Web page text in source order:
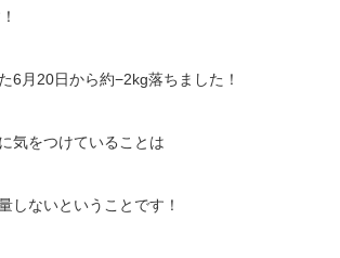
6月20日から約−2kg落ちました！
気をつけていることは
しないということです！